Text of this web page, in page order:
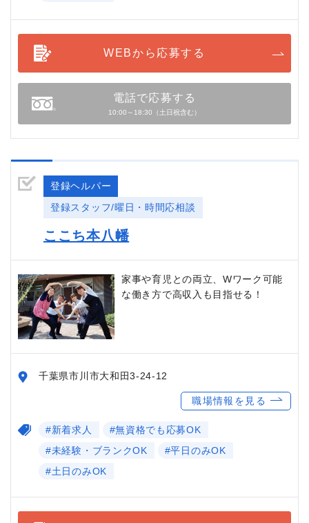
WEBから応募する
電話で応募する
10:00～18:30（土日祝含む）
登録ヘルパー
登録スタッフ/曜日・時間応相談
ここち本八幡
家事や育児との両立、Wワーク可能
な働き方で高収入も目指せる！
千葉県市川市大和田3-24-12
職場情報を見る
#新着求人
#無資格でも応募OK
#未経験・ブランクOK
#平日のみOK
#土日のみOK